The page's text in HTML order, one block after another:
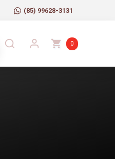
(85) 99628-3131
0